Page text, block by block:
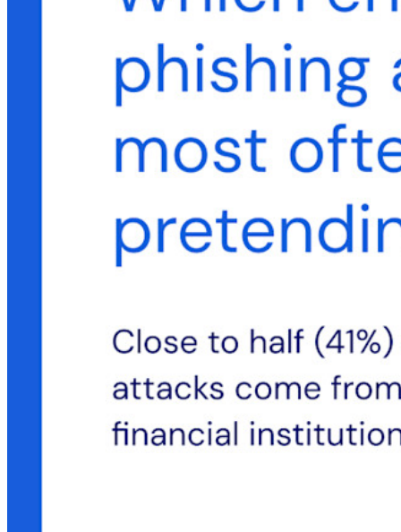
Découvrir Secrets Manager
Gestion des secrets chiffrée de bout en bout pour le
Passwordless.dev et Passkeys
Documentation du Développeur
Access Intelligence
Authentificateur Bitwarden
Outils et Fonctionnalités